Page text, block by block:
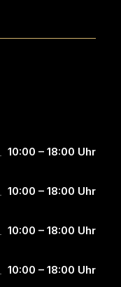
10:00 – 18:00 Uhr
10:00 – 18:00 Uhr
10:00 – 18:00 Uhr
10:00 – 18:00 Uhr